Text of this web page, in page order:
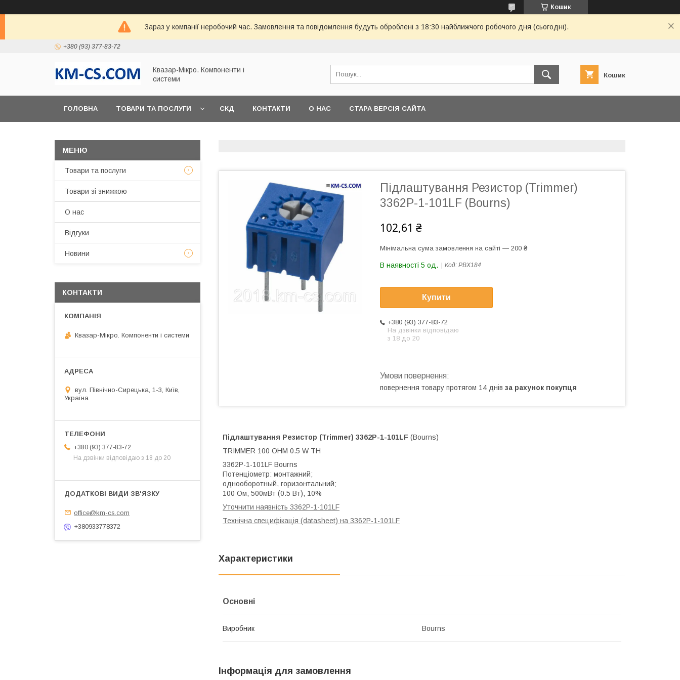
Кошик
Зараз у компанії неробочий час. Замовлення та повідомлення будуть оброблені з 18:30 найближчого робочого дня (сьогодні).
+380 (93) 377-83-72
Квазар-Мікро. Компоненти і
системи
Кошик
ГОЛОВНА ТОВАРИ ТА ПОСЛУГИ СКД КОНТАКТИ О НАС СТАРА ВЕРСІЯ САЙТА
Підлаштування Резистор (Trimmer)
3362P-1-101LF (Bourns)
102,61 ₴
Мінімальна сума замовлення на сайті — 200 ₴
В наявності 5 од. Код: PBX184
Купити
+380 (93) 377-83-72
На дзвінки відповідаю
з 18 до 20
повернення товару протягом 14 днів за рахунок покупця
Підлаштування Резистор (Trimmer) 3362P-1-101LF (Bourns)
TRIMMER 100 OHM 0.5 W TH
3362P-1-101LF Bourns
Потенціометр: монтажний;
однооборотный, горизонтальний;
100 Ом, 500мВт (0.5 Вт), 10%
Уточнити наявність 3362P-1-101LF
Технічна специфікація (datasheet) на 3362P-1-101LF
Характеристики
Основні
Виробник Bourns
Інформація для замовлення
Товари та послуги
Товари зі знижкою
О нас
Відгуки
Новини
КОНТАКТИ
Квазар-Мікро. Компоненти і системи
вул. Північно-Сирецька, 1-3, Київ,
Україна
+380 (93) 377-83-72
На дзвінки відповідаю з 18 до 20
office@km-cs.com
+380933778372